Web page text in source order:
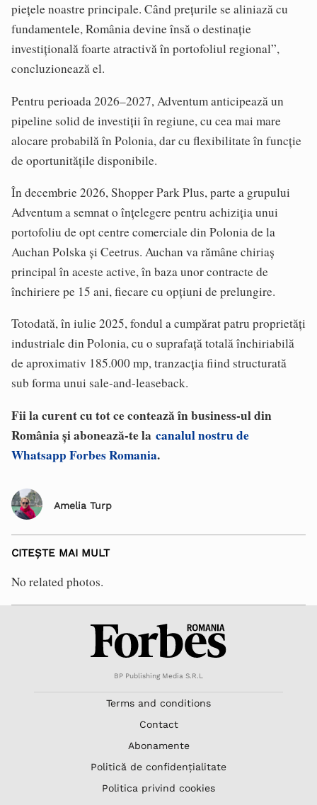
piețele noastre principale. Când prețurile se aliniază cu
fundamentele, România devine însă o destinație
investițională foarte atractivă în portofoliul regional”,
concluzionează el.
Pentru perioada 2026–2027, Adventum anticipează un
pipeline solid de investiții în regiune, cu cea mai mare
alocare probabilă în Polonia, dar cu flexibilitate în funcție
de oportunitățile disponibile.
În decembrie 2026, Shopper Park Plus, parte a grupului
Adventum a semnat o înțelegere pentru achiziția unui
portofoliu de opt centre comerciale din Polonia de la
Auchan Polska și Ceetrus. Auchan va rămâne chiriaș
principal în aceste active, în baza unor contracte de
închiriere pe 15 ani, fiecare cu opțiuni de prelungire.
Totodată, în iulie 2025, fondul a cumpărat patru proprietăți
industriale din Polonia, cu o suprafață totală închiriabilă
de aproximativ 185.000 mp, tranzacția fiind structurată
sub forma unui sale-and-leaseback.
Fii la curent cu tot ce contează în business-ul din
România și abonează-te la canalul nostru de
Whatsapp Forbes Romania.
Amelia Turp
CITEȘTE MAI MULT
No related photos.
BP Publishing Media S.R.L
Terms and conditions
Contact
Abonamente
Politică de confidențialitate
Politica privind cookies